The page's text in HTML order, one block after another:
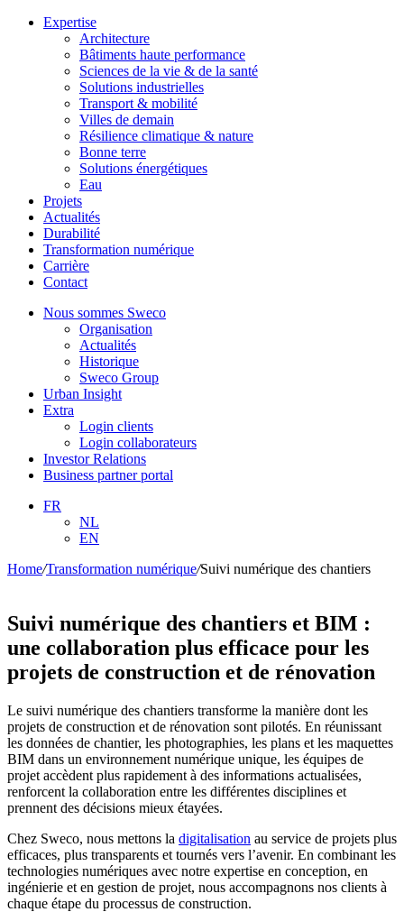
Expertise
Architecture
Bâtiments haute performance
Sciences de la vie & de la santé
Solutions industrielles
Transport & mobilité
Villes de demain
Résilience climatique & nature
Bonne terre
Solutions énergétiques
Eau
Projets
Actualités
Durabilité
Transformation numérique
Carrière
Contact
Nous sommes Sweco
Organisation
Actualités
Historique
Sweco Group
Urban Insight
Extra
Login clients
Login collaborateurs
Investor Relations
Business partner portal
FR
NL
EN
Home/Transformation numérique/Suivi numérique des chantiers
Suivi numérique des chantiers et BIM :
une collaboration plus efficace pour les
projets de construction et de rénovation
Le suivi numérique des chantiers transforme la manière dont les
projets de construction et de rénovation sont pilotés. En réunissant
les données de chantier, les photographies, les plans et les maquettes
BIM dans un environnement numérique unique, les équipes de
projet accèdent plus rapidement à des informations actualisées,
renforcent la collaboration entre les différentes disciplines et
prennent des décisions mieux étayées.
Chez Sweco, nous mettons la digitalisation au service de projets plus
efficaces, plus transparents et tournés vers l’avenir. En combinant les
technologies numériques avec notre expertise en conception, en
ingénierie et en gestion de projet, nous accompagnons nos clients à
chaque étape du processus de construction.